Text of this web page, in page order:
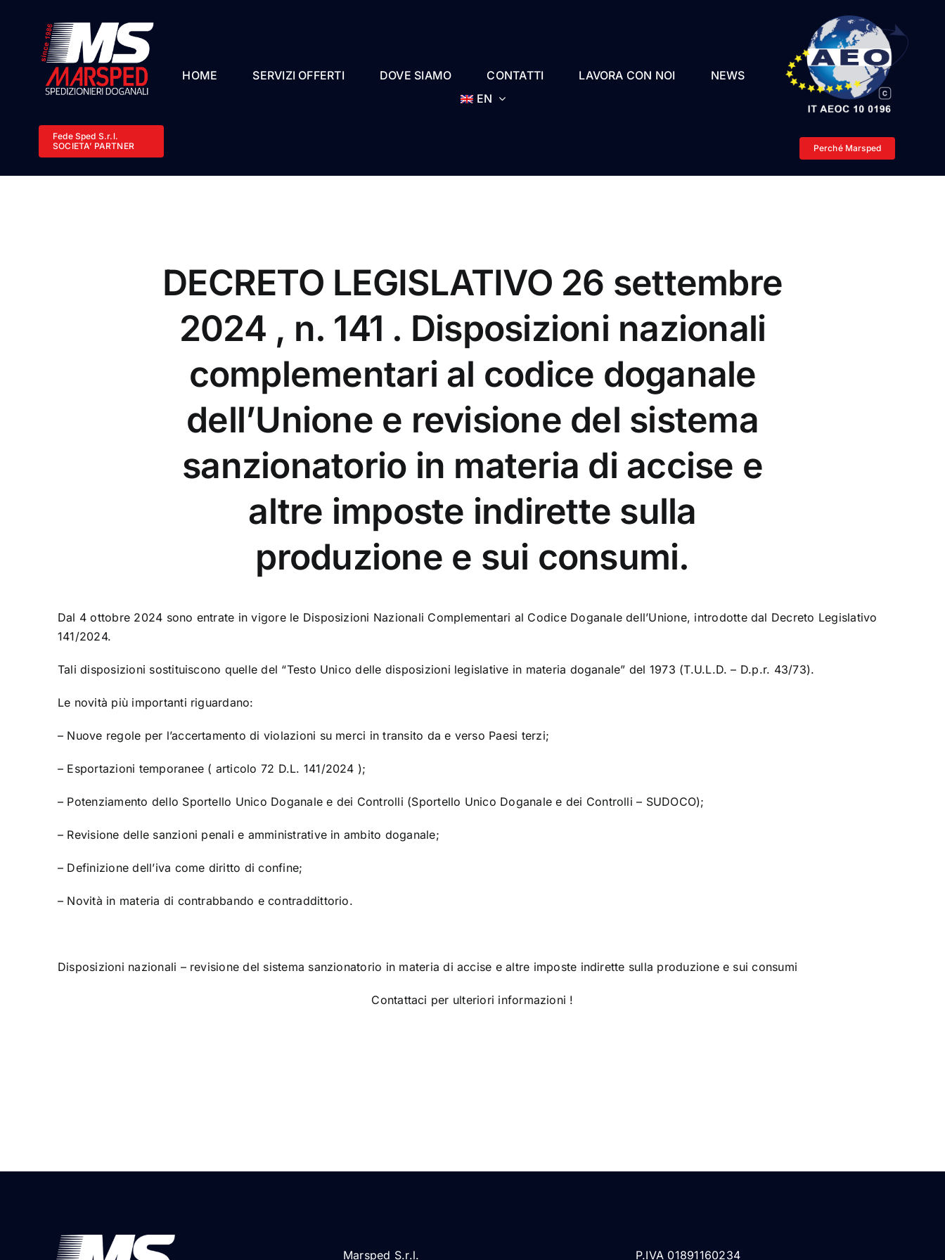
contenuto
Fede Sped S.r.l.
SOCIETA’ PARTNER
HOME SERVIZI OFFERTI DOVE SIAMO CONTATTI LAVORA CON NOI
NEWS
EN
Perché Marsped
DECRETO LEGISLATIVO 26 settembre
2024 , n. 141 . Disposizioni nazionali
complementari al codice doganale
dell’Unione e revisione del sistema
sanzionatorio in materia di accise e
altre imposte indirette sulla
produzione e sui consumi.
Dal 4 ottobre 2024 sono entrate in vigore le Disposizioni Nazionali Complementari al Codice Doganale dell’Unione, introdotte dal Decreto Legislativo
141/2024.
Tali disposizioni sostituiscono quelle del “Testo Unico delle disposizioni legislative in materia doganale” del 1973 (T.U.L.D. – D.p.r. 43/73).
Le novità più importanti riguardano:
– Nuove regole per l’accertamento di violazioni su merci in transito da e verso Paesi terzi;
– Esportazioni temporanee ( articolo 72 D.L. 141/2024 );
– Potenziamento dello Sportello Unico Doganale e dei Controlli (Sportello Unico Doganale e dei Controlli – SUDOCO);
– Revisione delle sanzioni penali e amministrative in ambito doganale;
– Definizione dell’iva come diritto di confine;
– Novità in materia di contrabbando e contraddittorio.
Disposizioni nazionali – revisione del sistema sanzionatorio in materia di accise e altre imposte indirette sulla produzione e sui consumi
Contattaci per ulteriori informazioni !
Marsped S.r.l. P.IVA 01891160234